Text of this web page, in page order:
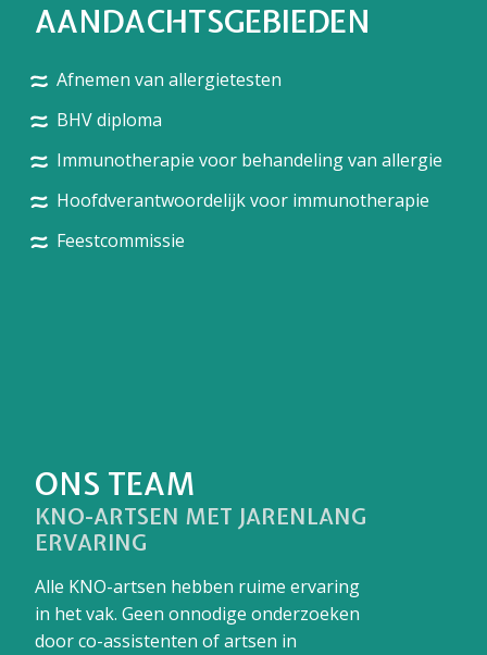
AANDACHTSGEBIEDEN
Afnemen van allergietesten
BHV diploma
Immunotherapie voor behandeling van allergie
Hoofdverantwoordelijk voor immunotherapie
Feestcommissie
ONS TEAM
KNO-ARTSEN MET JARENLANG
ERVARING
Alle KNO-artsen hebben ruime ervaring
in het vak. Geen onnodige onderzoeken
door co-assistenten of artsen in